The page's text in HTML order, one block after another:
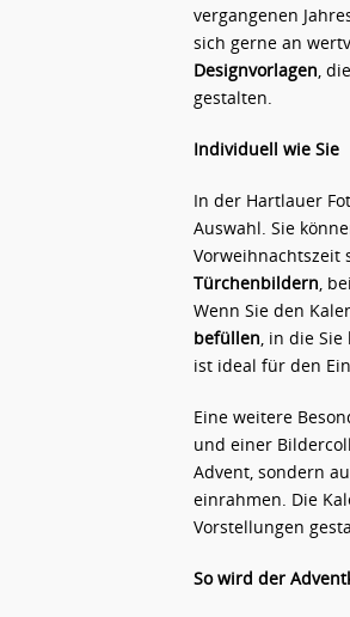
vergangenen
sich gerne an
Designvorlagen,
gestalten.
Individuell wie Sie
In der Hartlauer
Auswahl. Sie
Vorweihnachtszeit
Türchenbildern,
Wenn Sie den
befüllen, in die
ist ideal für den
Eine weitere
und einer
Advent, sondern
einrahmen. Die
Vorstellungen
So wird der